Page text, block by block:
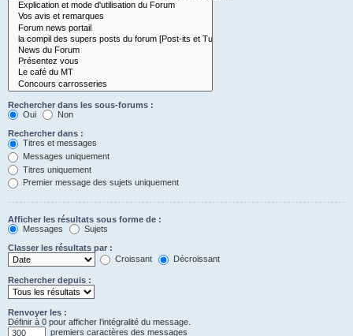
Rechercher dans les sous-forums :
Oui
Non
Rechercher dans :
Titres et messages
Messages uniquement
Titres uniquement
Premier message des sujets uniquement
Afficher les résultats sous forme de :
Messages
Sujets
Classer les résultats par :
Croissant
Décroissant
Rechercher depuis :
Renvoyer les :
Définir à 0 pour afficher l’intégralité du message.
premiers caractères des messages